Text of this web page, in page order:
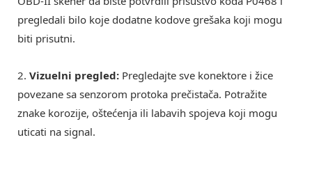
pregledali bilo koje dodatne kodove grešaka koji mogu
biti prisutni.
2. Vizuelni pregled: Pregledajte sve konektore i žice
povezane sa senzorom protoka prečistača. Potražite
znake korozije, oštećenja ili labavih spojeva koji mogu
uticati na signal.